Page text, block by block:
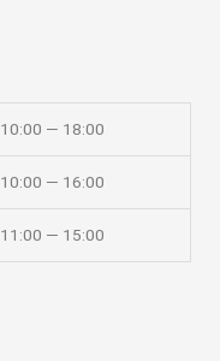
10:00 — 18:00
10:00 — 16:00
11:00 — 15:00